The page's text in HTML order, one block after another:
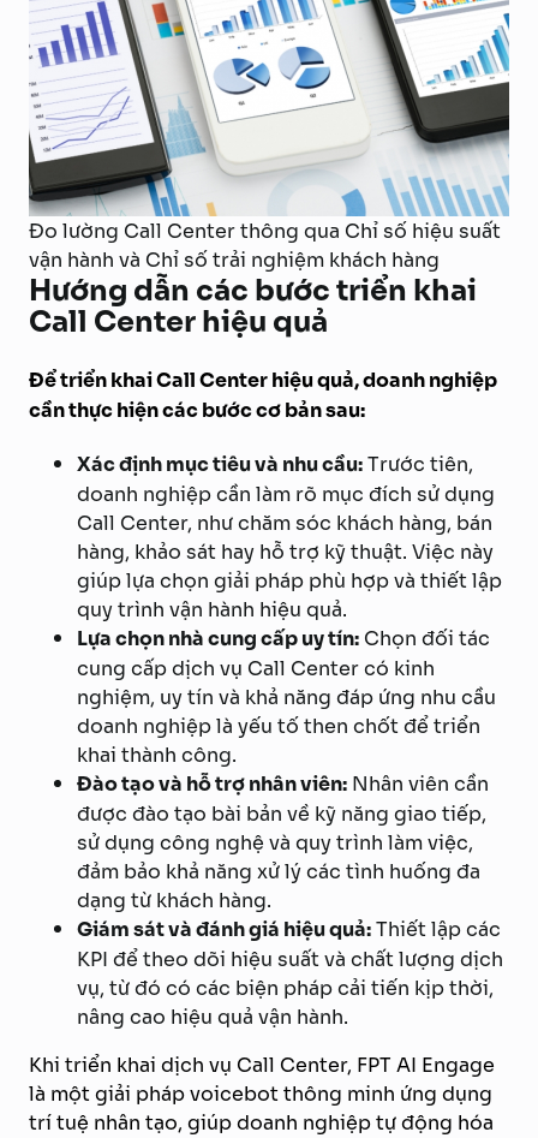
Đo lường Call Center thông qua Chỉ số hiệu suất
vận hành và Chỉ số trải nghiệm khách hàng
Hướng dẫn các bước triển khai
Call Center hiệu quả
Để triển khai Call Center hiệu quả, doanh nghiệp
cần thực hiện các bước cơ bản sau:
Xác định mục tiêu và nhu cầu:Trước tiên,
doanh nghiệp cần làm rõ mục đích sử dụng
Call Center, như chăm sóc khách hàng, bán
hàng, khảo sát hay hỗ trợ kỹ thuật. Việc này
giúp lựa chọn giải pháp phù hợp và thiết lập
quy trình vận hành hiệu quả.
Lựa chọn nhà cung cấp uy tín: Chọn đối tác
cung cấp dịch vụ Call Center có kinh
nghiệm, uy tín và khả năng đáp ứng nhu cầu
doanh nghiệp là yếu tố then chốt để triển
khai thành công.
Đào tạo và hỗ trợ nhân viên: Nhân viên cần
được đào tạo bài bản về kỹ năng giao tiếp,
sử dụng công nghệ và quy trình làm việc,
đảm bảo khả năng xử lý các tình huống đa
dạng từ khách hàng.
Giám sát và đánh giá hiệu quả:Thiết lập các
KPI để theo dõi hiệu suất và chất lượng dịch
vụ, từ đó có các biện pháp cải tiến kịp thời,
nâng cao hiệu quả vận hành.
Khi triển khai dịch vụ Call Center, FPT AI Engage
là một giải pháp voicebot thông minh ứng dụng
trí tuệ nhân tạo, giúp doanh nghiệp tự động hóa